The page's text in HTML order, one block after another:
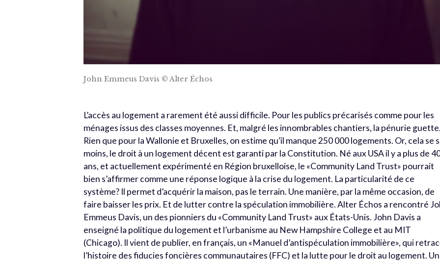
John Emmeus Davis © Alter Échos
L’accès au logement a rarement été aussi difficile. Pour les publics précarisés comme pour les
ménages issus des classes moyennes. Et, malgré les innombrables chantiers, la pénurie
Rien que pour la Wallonie et Bruxelles, on estime qu’il manque 250 000 logements. Or, cela se
moins, le droit à un logement décent est garanti par la Constitution. Né aux USA il y a plus de
ans, et actuellement expérimenté en Région bruxelloise, le «Community Land Trust» pourrait
bien s’affirmer comme une réponse logique à la crise du logement. La particularité de ce
système? Il permet d’acquérir la maison, pas le terrain. Une manière, par la même occasion, de
faire baisser les prix. Et de lutter contre la spéculation immobilière. Alter Échos a rencontré
Emmeus Davis, un des pionniers du «Community Land Trust» aux États-Unis. John Davis a
enseigné la politique du logement et l’urbanisme au New Hampshire College et au MIT
(Chicago). Il vient de publier, en français, un «Manuel d’antispéculation immobilière», qui
l’histoire des fiducies foncières communautaires (FFC) et la lutte pour le droit au logement. Un